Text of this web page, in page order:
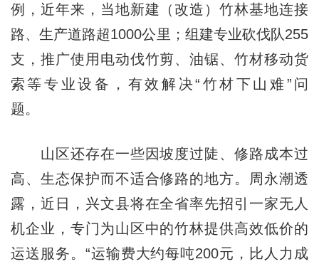
例，近年来，当地新建（改造）竹林基地连接
路、生产道路超1000公里；组建专业砍伐队255
支，推广使用电动伐竹剪、油锯、竹材移动货
索等专业设备，有效解决“竹材下山难”问
题。
山区还存在一些因坡度过陡、修路成本过
高、生态保护而不适合修路的地方。周永潮透
露，近日，兴文县将在全省率先招引一家无人
机企业，专门为山区中的竹林提供高效低价的
运送服务。“运输费大约每吨200元，比人力成